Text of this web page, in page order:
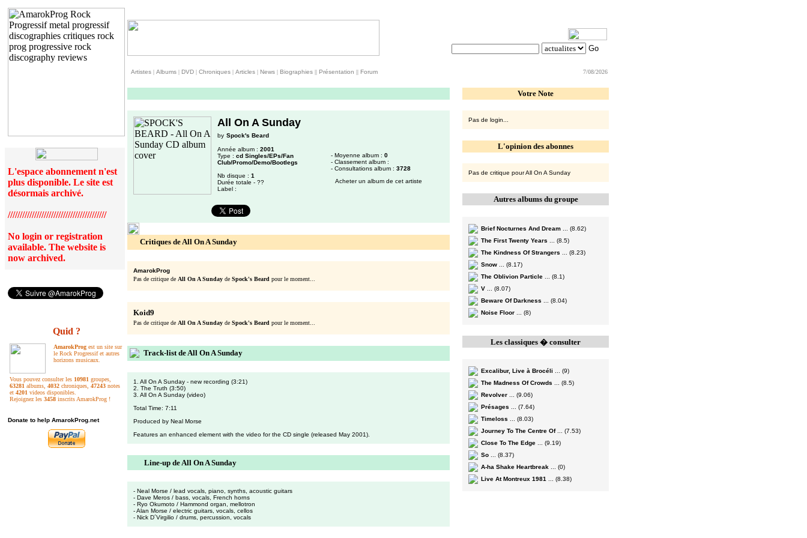
L'espace abonnement n'est
plus disponible. Le site est
désormais archivé.
/////////////////////////////////////////
No login or registration
available. The website is
now archived.
Quid ?
AmarokProg est un site sur
le Rock Progressif et autres
horizons musicaux.
Vous pouvez consulter les 10981 groupes,
63281 albums, 4032 chroniques, 47243 notes
et 4201 videos disponibles.
Rejoignez les 3458 inscrits AmarokProg !
Donate to help AmarokProg.net
Artistes | Albums | DVD | Chroniques | Articles | News | Biographies || Présentation || Forum 7/08/2026
All On A Sunday
by Spock's Beard
Année album : 2001
Type : cd Singles/EPs/Fan
Club/Promo/Demo/Bootlegs
Nb disque : 1
Durée totale - ??
Label :
- Moyenne album : 0
- Classement album :
- Consultations album : 3728
Acheter un album de cet artiste
Critiques de All On A Sunday
AmarokProg
Pas de critique de All On A Sunday de Spock's Beard pour le moment...
Koid9
Pas de critique de All On A Sunday de Spock's Beard pour le moment...
Track-list de All On A Sunday
1. All On A Sunday - new recording (3:21)
2. The Truth (3:50)
3. All On A Sunday (video)
Total Time: 7:11
Produced by Neal Morse
Features an enhanced element with the video for the CD single (released May 2001).
Line-up de All On A Sunday
- Neal Morse / lead vocals, piano, synths, acoustic guitars
- Dave Meros / bass, vocals, French horns
- Ryo Okumoto / Hammond organ, mellotron
- Alan Morse / electric guitars, vocals, cellos
- Nick D´Virgilio / drums, percussion, vocals
Votre Note
Pas de login...
L'opinion des abonnes
Pas de critique pour All On A Sunday
Autres albums du groupe
Brief Nocturnes And Dream ... (8.62)
The First Twenty Years ... (8.5)
The Kindness Of Strangers ... (8.23)
Snow ... (8.17)
The Oblivion Particle ... (8.1)
V ... (8.07)
Beware Of Darkness ... (8.04)
Noise Floor ... (8)
Les classiques � consulter
Excalibur, Live à Brocéli ... (9)
The Madness Of Crowds ... (8.5)
Revolver ... (9.06)
Présages ... (7.64)
Timeloss ... (8.03)
Journey To The Centre Of
... (7.53)
Close To The Edge ... (9.19)
So ... (8.37)
A-ha Shake Heartbreak ... (0)
Live At Montreux 1981
... (8.38)